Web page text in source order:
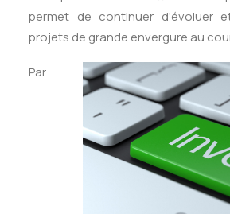
permet de continuer d’évoluer
projets de grande envergure au
Par